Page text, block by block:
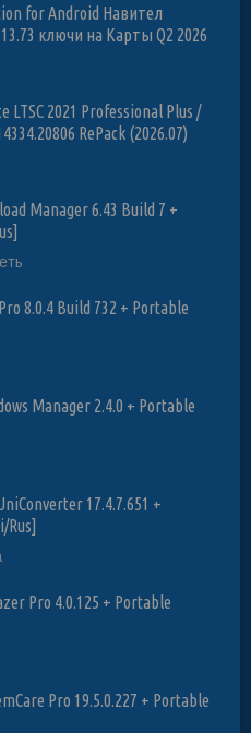
for Android Навител
ключи на Карты Q2 2026
LTSC 2021 Professional Plus /
RePack (2026.07)
Manager 6.43 Build 7 +
8.0.4 Build 732 + Portable
Manager 2.4.0 + Portable
17.4.7.651 +
Pro 4.0.125 + Portable
Pro 19.5.0.227 + Portable